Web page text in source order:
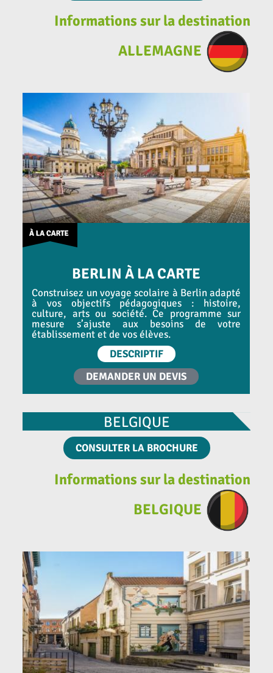
Informations sur la destination
ALLEMAGNE
BERLIN À LA CARTE
Construisez un voyage scolaire à Berlin adapté
à vos objectifs pédagogiques : histoire,
culture, arts ou société. Ce programme sur
mesure s’ajuste aux besoins de votre
établissement et de vos élèves.
DESCRIPTIF
DEMANDER UN DEVIS
BELGIQUE
CONSULTER LA BROCHURE
Informations sur la destination
BELGIQUE